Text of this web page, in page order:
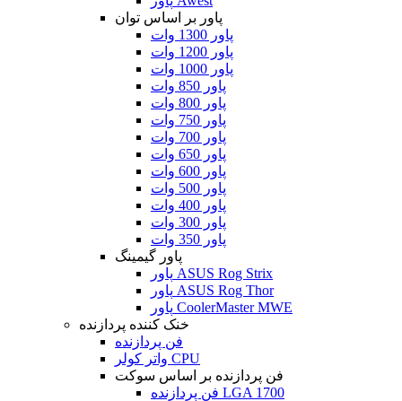
پاور بر اساس توان
پاور 1300 وات
پاور 1200 وات
پاور 1000 وات
پاور 850 وات
پاور 800 وات
پاور 750 وات
پاور 700 وات
پاور 650 وات
پاور 600 وات
پاور 500 وات
پاور 400 وات
پاور 300 وات
پاور 350 وات
پاور گیمینگ
پاور ASUS Rog Strix
پاور ASUS Rog Thor
پاور CoolerMaster MWE
خنک کننده پردازنده
فن پردازنده
واتر کولر CPU
فن پردازنده بر اساس سوکت
فن پردازنده LGA 1700